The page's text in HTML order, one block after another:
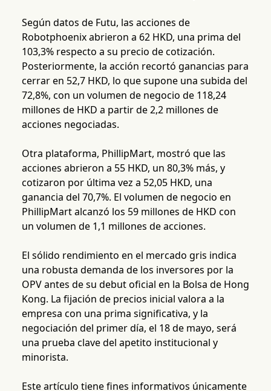
Según datos de Futu, las acciones de
Robotphoenix abrieron a 62 HKD, una prima del
103,3% respecto a su precio de cotización.
Posteriormente, la acción recortó ganancias para
cerrar en 52,7 HKD, lo que supone una subida del
72,8%, con un volumen de negocio de 118,24
millones de HKD a partir de 2,2 millones de
acciones negociadas.
Otra plataforma, PhillipMart, mostró que las
acciones abrieron a 55 HKD, un 80,3% más, y
cotizaron por última vez a 52,05 HKD, una
ganancia del 70,7%. El volumen de negocio en
PhillipMart alcanzó los 59 millones de HKD con
un volumen de 1,1 millones de acciones.
El sólido rendimiento en el mercado gris indica
una robusta demanda de los inversores por la
OPV antes de su debut oficial en la Bolsa de Hong
Kong. La fijación de precios inicial valora a la
empresa con una prima significativa, y la
negociación del primer día, el 18 de mayo, será
una prueba clave del apetito institucional y
minorista.
Este artículo tiene fines informativos únicamente